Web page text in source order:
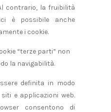
contrario, la fruibilità
è possibile anche
i cookie.
“terze parti” non
la navigabilità.
definita in modo
e applicazioni web.
consentono di